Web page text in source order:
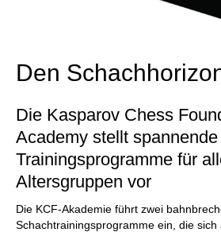
Den
Die Kasparov Chess
Academy stellt spannende
Trainingsprogramme für
Altersgruppen vor
Die KCF-Akademie führt zwei
Schachtrainingsprogramme ein, die